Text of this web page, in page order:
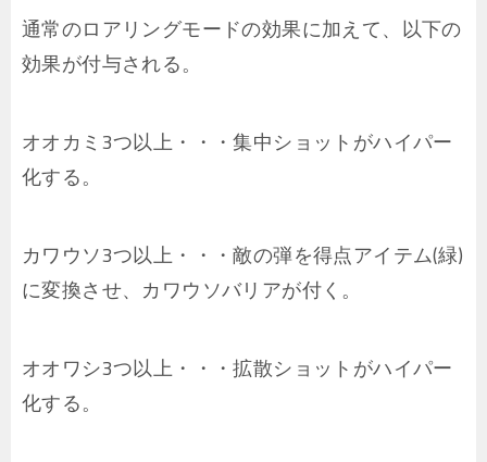
通常のロアリングモードの効果に加えて、以下の
効果が付与される。
オオカミ3つ以上・・・集中ショットがハイパー
化する。
カワウソ3つ以上・・・敵の弾を得点アイテム(緑)
に変換させ、カワウソバリアが付く。
オオワシ3つ以上・・・拡散ショットがハイパー
化する。